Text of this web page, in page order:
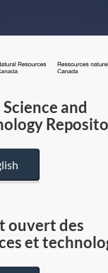
and
ouvert des
et